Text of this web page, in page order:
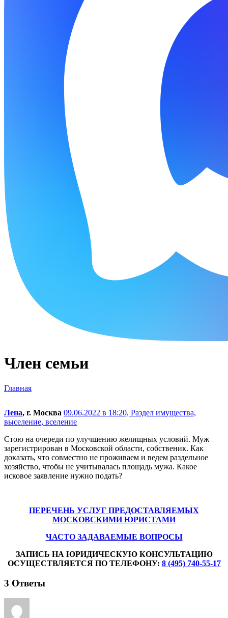
Член семьи
Главная
Лена, г. Москва 09.06.2022 в 18:20, Раздел имущества,
выселение, вселение
Стою на очереди по улучшению желищных условий. Муж
зарегистрирован в Московской области, собственик. Как
доказать, что совместно не проживаем и ведем раздельное
хозяйство, чтобы не учитывалась площадь мужа. Какое
исковое заявление нужно подать?
ПЕРЕЧЕНЬ УСЛУГ ПРЕДОСТАВЛЯЕМЫХ
МОСКОВСКИМИ ЮРИСТАМИ
ЧАСТО ЗАДАВАЕМЫЕ ВОПРОСЫ
ЗАПИСЬ НА ЮРИДИЧЕСКУЮ КОНСУЛЬТАЦИЮ
ОСУЩЕСТВЛЯЕТСЯ ПО ТЕЛЕФОНУ: 8 (495) 740-55-17
3 Ответы